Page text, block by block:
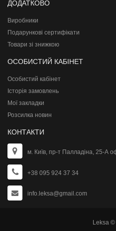
ДОДАТКОВО
Виробники
Подарункові сертифікати
Товари зі знижкою
ОСОБИСТИЙ КАБІНЕТ
Особистий кабінет
Історія замовлень
Мої закладки
Розсилка новин
КОНТАКТИ
м. Київ, пр-т Палладіна, 25-А
+38 095 924 37 34
info.leksa@gmail.com
Leksa